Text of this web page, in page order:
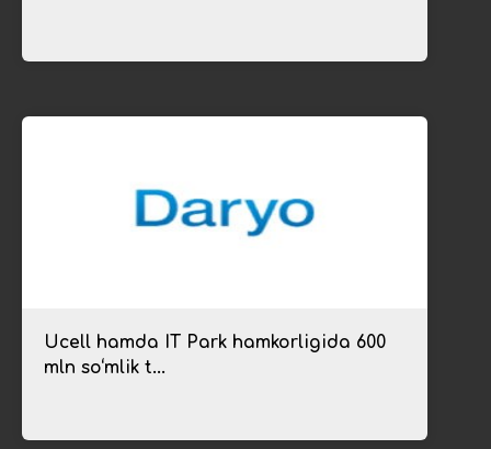
Ucell hamda IT Park hamkorligida 600
mln so‘mlik t...